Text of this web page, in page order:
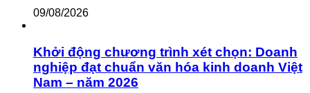
09/08/2026
Khởi động chương trình xét chọn: Doanh
nghiệp đạt chuẩn văn hóa kinh doanh Việt
Nam – năm 2026